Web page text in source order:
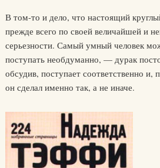
В том-то и дело, что настоящий
прежде всего по своей величайшей и
серьезности. Самый умный человек
поступать необдуманно, — дурак
обсудив, поступает соответственно и,
он сделал именно так, а не иначе.